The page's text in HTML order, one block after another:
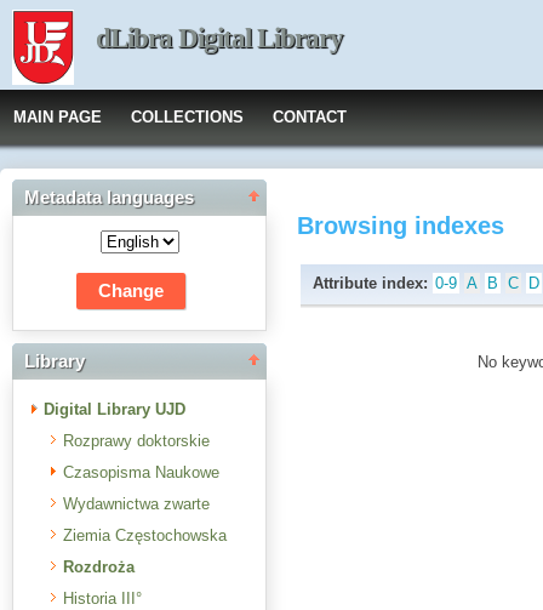
dLibra Digital Library
MAIN PAGE COLLECTIONS CONTACT
Metadata languages
Library
Digital Library UJD
Rozprawy doktorskie
Czasopisma Naukowe
Wydawnictwa zwarte
Ziemia Częstochowska
Rozdroża
Historia III°
Browsing indexes
Attribute index: 0-9 A B C D
No